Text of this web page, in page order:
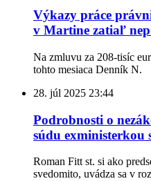
Výkazy práce
v Martine zatiaľ
Na zmluvu za 208-tisíc
tohto mesiaca Denník N.
28. júl 2025 23:44
Podrobnosti o
súdu exministerkou
Roman Fitt st. si ako
svedomito, uvádza sa v